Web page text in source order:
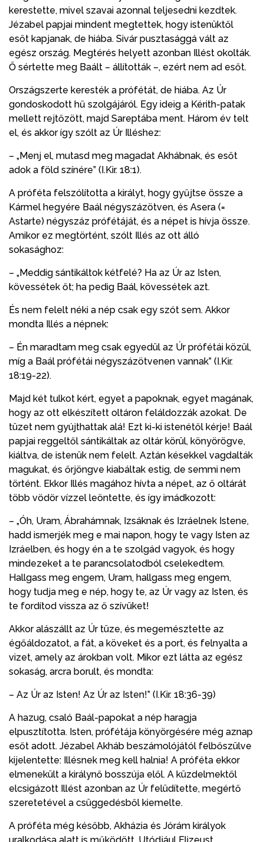
kerestette, mivel szavai azonnal teljesedni kezdtek.
Jézabel papjai mindent megtettek, hogy istenüktől
esőt kapjanak, de hiába. Sivár pusztasággá vált az
egész ország. Megtérés helyett azonban Illést okolták.
Ő sértette meg Baált – állították –, ezért nem ad esőt.
Országszerte keresték a prófétát, de hiába. Az Úr
gondoskodott hű szolgájáról. Egy ideig a Kérith-patak
mellett rejtőzött, majd Sareptába ment. Három év telt
el, és akkor így szólt az Úr Illéshez:
– „Menj el, mutasd meg magadat Akhábnak, és esőt
adok a föld színére” (I.Kir. 18:1).
A próféta felszólította a királyt, hogy gyűjtse össze a
Kármel hegyére Baál négyszázötven, és Asera (=
Astarte) négyszáz prófétáját, és a népet is hívja össze.
Amikor ez megtörtént, szólt Illés az ott álló
sokasághoz:
– „Meddig sántikáltok kétfelé? Ha az Úr az Isten,
kövessétek őt; ha pedig Baál, kövessétek azt.
És nem felelt néki a nép csak egy szót sem. Akkor
mondta Illés a népnek:
– Én maradtam meg csak egyedül az Úr prófétái közül,
míg a Baál prófétái négyszázötvenen vannak” (I.Kir.
18:19-22).
Majd két tulkot kért, egyet a papoknak, egyet magának,
hogy az ott elkészített oltáron feláldozzák azokat. De
tüzet nem gyújthattak alá! Ezt ki-ki istenétől kérje! Baál
papjai reggeltől sántikáltak az oltár körül, könyörögve,
kiáltva, de istenük nem felelt. Aztán késekkel vagdalták
magukat, és őrjöngve kiabáltak estig, de semmi nem
történt. Ekkor Illés magához hívta a népet, az ő oltárát
több vödör vízzel leöntette, és így imádkozott:
– „Óh, Uram, Ábrahámnak, Izsáknak és Izráelnek Istene,
hadd ismerjék meg e mai napon, hogy te vagy Isten az
Izráelben, és hogy én a te szolgád vagyok, és hogy
mindezeket a te parancsolatodból cselekedtem.
Hallgass meg engem, Uram, hallgass meg engem,
hogy tudja meg e nép, hogy te, az Úr vagy az Isten, és
te fordítod vissza az ő szívüket!
Akkor alászállt az Úr tüze, és megemésztette az
égőáldozatot, a fát, a köveket és a port, és felnyalta a
vizet, amely az árokban volt. Mikor ezt látta az egész
sokaság, arcra borult, és mondta:
– Az Úr az Isten! Az Úr az Isten!” (I.Kir. 18:36-39)
A hazug, csaló Baál-papokat a nép haragja
elpusztította. Isten, prófétája könyörgésére még aznap
esőt adott. Jézabel Akháb beszámolójától felbőszülve
kijelentette: Illésnek meg kell halnia! A próféta ekkor
elmenekült a királynő bosszúja elől. A küzdelmektől
elcsigázott Illést azonban az Úr felüdítette, megértő
szeretetével a csüggedésből kiemelte.
A próféta még később, Akházia és Jórám királyok
uralkodása alatt is működött. Utódjául Elizeust